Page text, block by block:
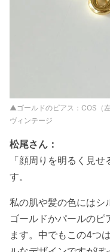
▲ゴールドのピアス：COS（
ヴィンテージ
松尾さん：
「顔周りを明るく見
す。
私の肌や髪の色にはシ
ゴールドかパールのピ
ます。中でもこの4つ